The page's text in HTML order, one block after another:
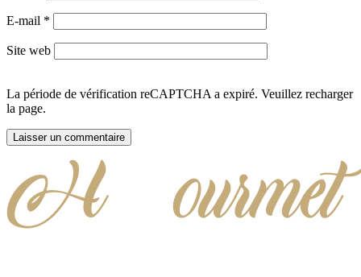
E-mail *
Site web
La période de vérification reCAPTCHA a expiré. Veuillez recharger
la page.